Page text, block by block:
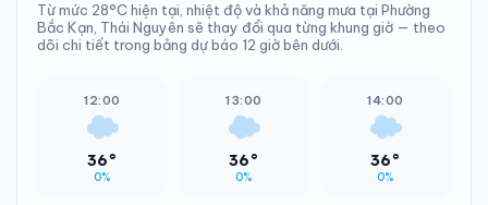
Từ mức 28°C hiện tại, nhiệt độ và khả năng mưa tại Phường
Bắc Kạn, Thái Nguyên sẽ thay đổi qua từng khung giờ — theo
dõi chi tiết trong bảng dự báo 12 giờ bên dưới.
12:00
36°
0%
13:00
36°
0%
14:00
36°
0%